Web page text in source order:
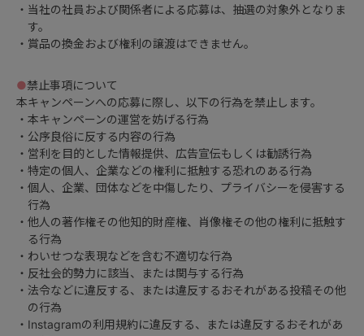
・当社の社員および関係者による応募は、抽選の対象外となりま
す。
・賞品の換金および権利の譲渡はできません。
●禁止事項について
本キャンペーンへの応募に際し、以下の行為を禁止します。
・本キャンペーンの運営を妨げる行為
・公序良俗に反する内容の行為
・営利を目的とした情報提供、広告宣伝もしくは勧誘行為
・特定の個人、企業などの権利に抵触する恐れのある行為
・個人、企業、団体などを中傷したり、プライバシーを侵害する
行為
・他人の著作権その他知的財産権、肖像権その他の権利に抵触す
る行為
・わいせつな表現などを含む不適切な行為
・反社会的勢力に該当、または関与する行為
・法令などに違反する、または違反するおそれがある投稿その他
の行為
・Instagramの利用規約に違反する、または違反するおそれがあ